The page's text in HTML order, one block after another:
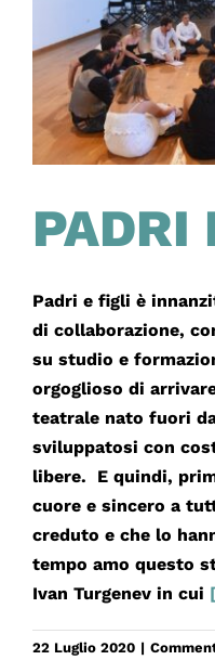
PADRI
Padri e figli è
di collaborazione,
su studio e
orgoglioso di
teatrale nato fuori
sviluppatosi con
libere. E quindi,
cuore e sincero a
creduto e che lo
tempo amo questo
Ivan Turgenev in cui
22 Luglio 2020 |